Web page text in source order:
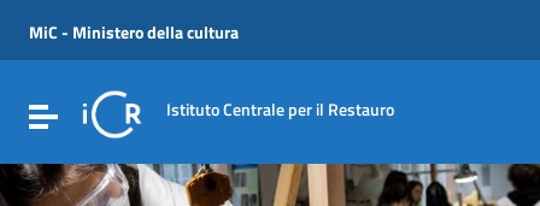
Vai al menu di navigazione
Vai al footer
MiC - Ministero della cultura
Attiva / disattiva la navigazione
Istituto Centrale per il Restauro